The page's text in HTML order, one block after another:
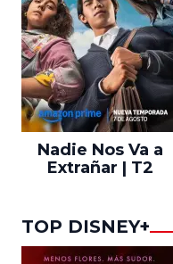
Nadie Nos Va a
Extrañar | T2
TOP DISNEY+